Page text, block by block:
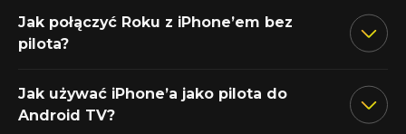
Jak połączyć Roku z iPhone’em bez
pilota?
Jak używać iPhone’a jako pilota do
Android TV?